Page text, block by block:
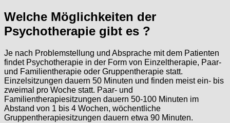
Welche Möglichkeiten der
Psychotherapie gibt es ?
Je nach Problemstellung und Absprache mit dem Patienten
findet Psychotherapie in der Form von Einzeltherapie, Paar-
und Familientherapie oder Gruppentherapie statt.
Einzelsitzungen dauern 50 Minuten und finden meist ein- bis
zweimal pro Woche statt. Paar- und
Familientherapiesitzungen dauern 50-100 Minuten im
Abstand von 1 bis 4 Wochen, wöchentliche
Gruppentherapiesitzungen dauern etwa 90 Minuten.